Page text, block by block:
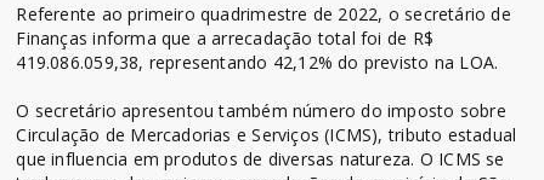
Referente ao primeiro quadrimestre de 2022, o secretário de
Finanças informa que a arrecadação total foi de R$
419.086.059,38, representando 42,12% do previsto na LOA.
O secretário apresentou também número do imposto sobre
Circulação de Mercadorias e Serviços (ICMS), tributo estadual
que influencia em produtos de diversas natureza. O ICMS se